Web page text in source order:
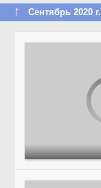
↑ Сентябрь 2020 г.